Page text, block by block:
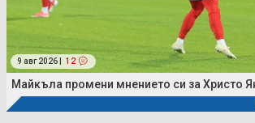
9 авг 2026 | 12
Майкъла промени мнението си за Христо